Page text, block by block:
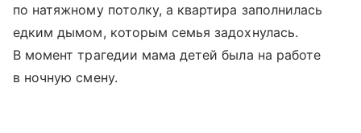
по натяжному потолку, а квартира заполнилась
едким дымом, которым семья задохнулась.
В момент трагедии мама детей была на работе
в ночную смену.